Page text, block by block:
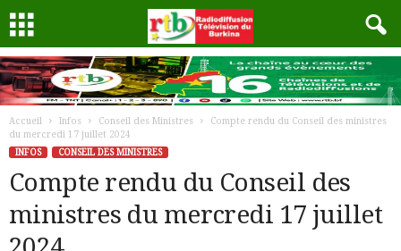
Accueil Infos Conseil des Ministres
Compte rendu du Conseil des ministres
du mercredi 17 juillet 2024
INFOS
CONSEIL DES MINISTRES
Compte rendu du Conseil des
ministres du mercredi 17 juillet